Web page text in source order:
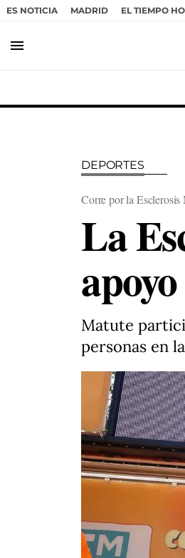
ES NOTICIA MADRID EL TIEMPO
menu
DEPORTES
Corre por la
La
Matute
personas en